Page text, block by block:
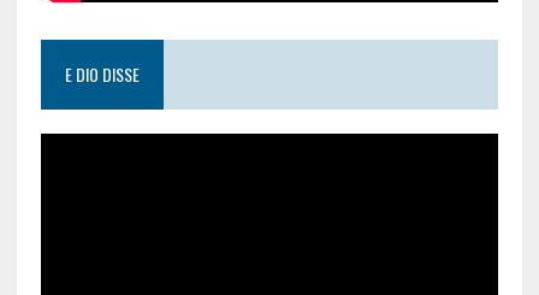
E DIO DISSE